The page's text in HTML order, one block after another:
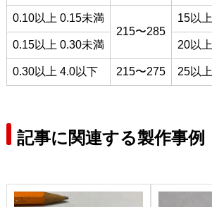
0.10以上 0.15未満
215〜285
15以上
0.15以上 0.30未満 20以上
0.30以上 4.0以下 215〜275 25以上
記事に関連する製作事例